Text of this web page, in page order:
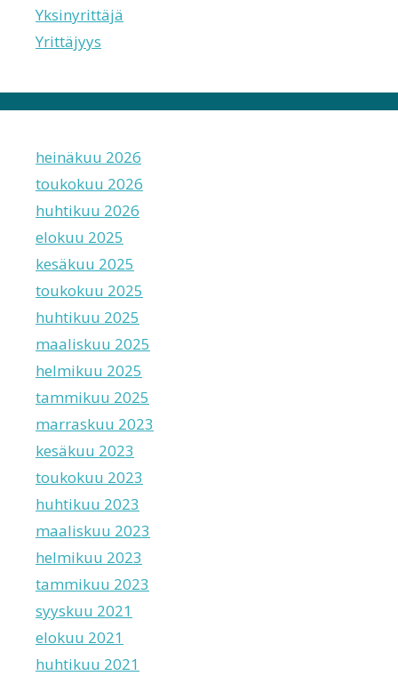
Yksinyrittäjä
Yrittäjyys
heinäkuu 2026
toukokuu 2026
huhtikuu 2026
elokuu 2025
kesäkuu 2025
toukokuu 2025
huhtikuu 2025
maaliskuu 2025
helmikuu 2025
tammikuu 2025
marraskuu 2023
kesäkuu 2023
toukokuu 2023
huhtikuu 2023
maaliskuu 2023
helmikuu 2023
tammikuu 2023
syyskuu 2021
elokuu 2021
huhtikuu 2021